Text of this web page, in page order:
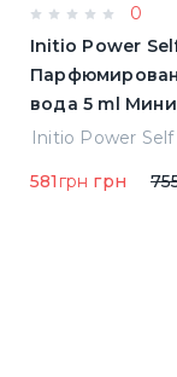
0
Initio Power
вода 5 ml
581 грн грн